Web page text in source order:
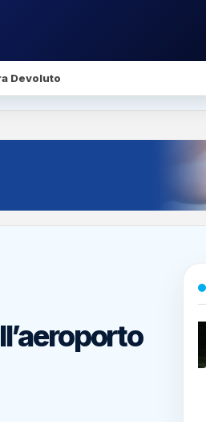
Devoluto